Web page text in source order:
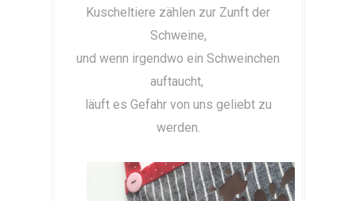
Kuscheltiere zählen zur Zunft der
Schweine,
und wenn irgendwo ein Schweinchen
auftaucht,
läuft es Gefahr von uns geliebt zu
werden.